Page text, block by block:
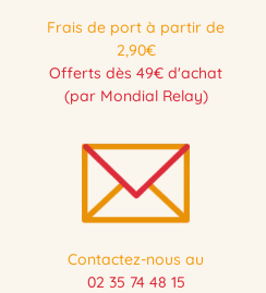
Frais de port à partir de
2,90€
Offerts dès 49€ d'achat
(par Mondial Relay)
Contactez-nous au
02 35 74 48 15